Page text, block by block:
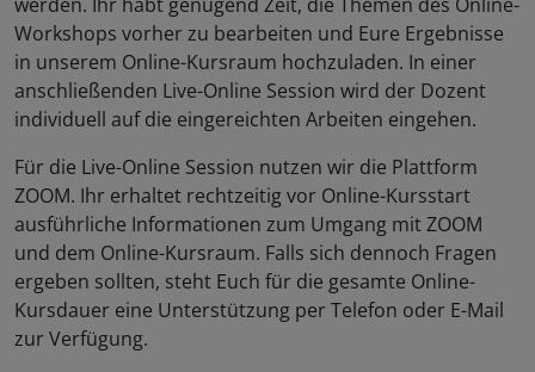
Workshops vorher zu bearbeiten und Eure Ergebnisse
in unserem Online-Kursraum hochzuladen. In einer
anschließenden Live-Online Session wird der Dozent
individuell auf die eingereichten Arbeiten eingehen.
Für die Live-Online Session nutzen wir die Plattform
ZOOM. Ihr erhaltet rechtzeitig vor Online-Kursstart
ausführliche Informationen zum Umgang mit ZOOM
und dem Online-Kursraum. Falls sich dennoch Fragen
ergeben sollten, steht Euch für die gesamte Online-
Kursdauer eine Unterstützung per Telefon oder E-Mail
zur Verfügung.